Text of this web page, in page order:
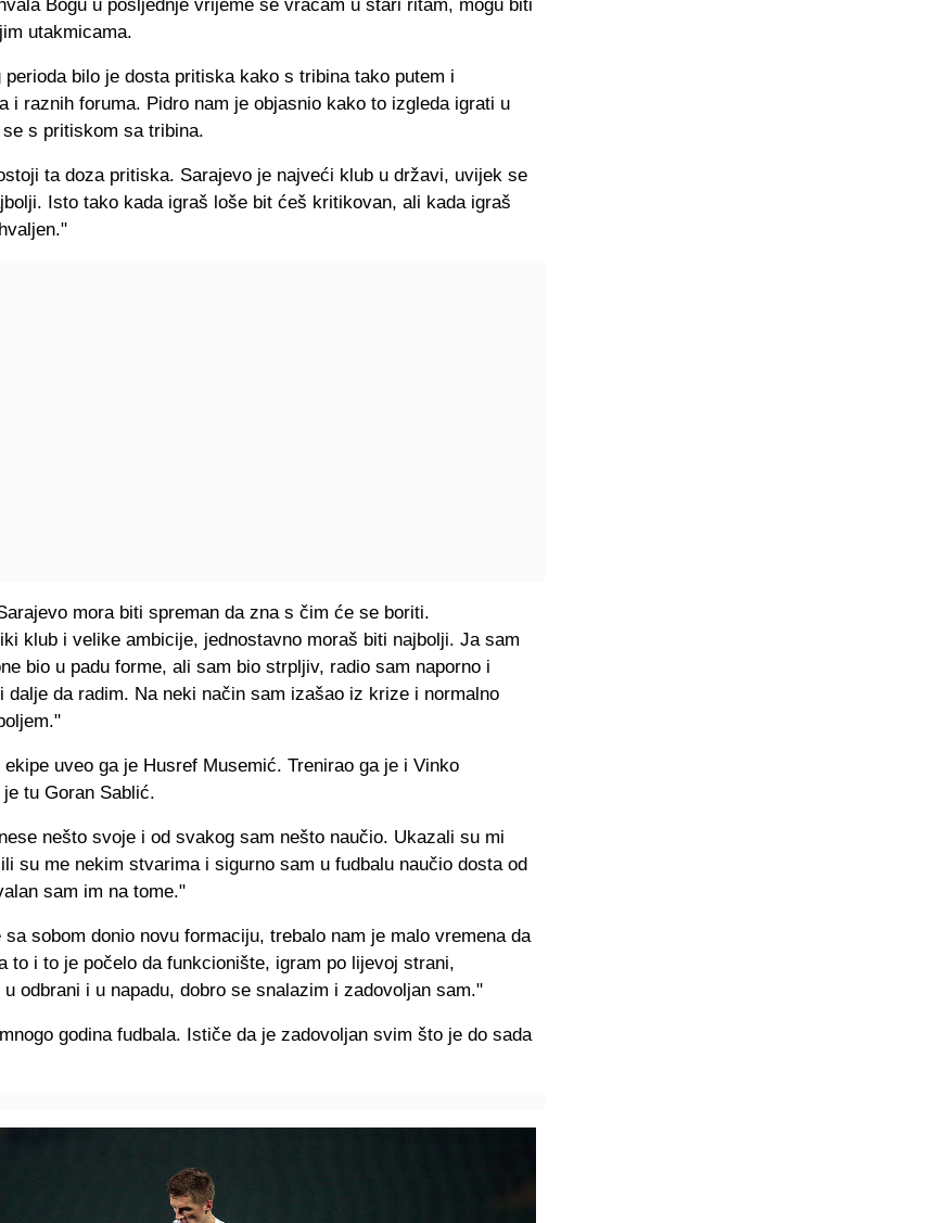
Bogu u posljednje vrijeme se vraćam u stari ritam, mogu biti
utakmicama.
perioda bilo je dosta pritiska kako s tribina tako putem i
i raznih foruma. Pidro nam je objasnio kako to izgleda igrati u
s pritiskom sa tribina.
ta doza pritiska. Sarajevo je najveći klub u državi, uvijek se
Isto tako kada igraš loše bit ćeš kritikovan, ali kada igraš
mora biti spreman da zna s čim će se boriti.
klub i velike ambicije, jednostavno moraš biti najbolji. Ja sam
bio u padu forme, ali sam bio strpljiv, radio sam naporno i
dalje da radim. Na neki način sam izašao iz krize i normalno
uveo ga je Husref Musemić. Trenirao ga je i Vinko
tu Goran Sablić.
nešto svoje i od svakog sam nešto naučio. Ukazali su mi
su me nekim stvarima i sigurno sam u fudbalu naučio dosta od
sam im na tome."
sa sobom donio novu formaciju, trebalo nam je malo vremena da
to i to je počelo da funkcionište, igram po lijevoj strani,
u odbrani i u napadu, dobro se snalazim i zadovoljan sam."
godina fudbala. Ističe da je zadovoljan svim što je do sada